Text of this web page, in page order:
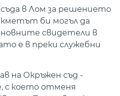
в Лом за решението
би могъл да
свидетели в
е в преки служебни
на Окръжен съд -
с което отменя